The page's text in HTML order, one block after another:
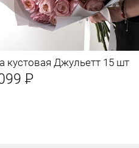
кустовая Джульетт 15 шт
Р